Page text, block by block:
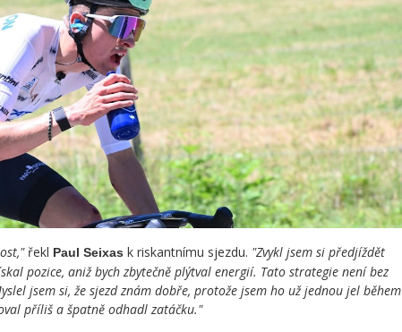
řekl Paul Seixas k riskantnímu sjezdu. "Zvykl jsem si předjíždět
pozice, aniž bych zbytečně plýtval energií. Tato strategie není bez
jsem si, že sjezd znám dobře, protože jsem ho už jednou jel během
příliš a špatně odhadl zatáčku."